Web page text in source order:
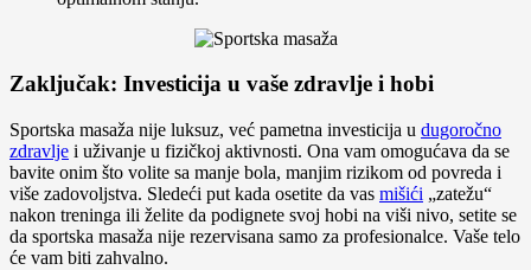
Zaključak: Investicija u vaše zdravlje i hobi
Sportska masaža nije luksuz, već pametna investicija u dugoročno
zdravlje i uživanje u fizičkoj aktivnosti. Ona vam omogućava da se
bavite onim što volite sa manje bola, manjim rizikom od povreda i
više zadovoljstva. Sledeći put kada osetite da vas mišići „zatežu“
nakon treninga ili želite da podignete svoj hobi na viši nivo, setite se
da sportska masaža nije rezervisana samo za profesionalce. Vaše telo
će vam biti zahvalno.